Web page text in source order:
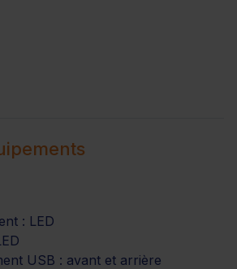
: LED
USB : avant et arrière